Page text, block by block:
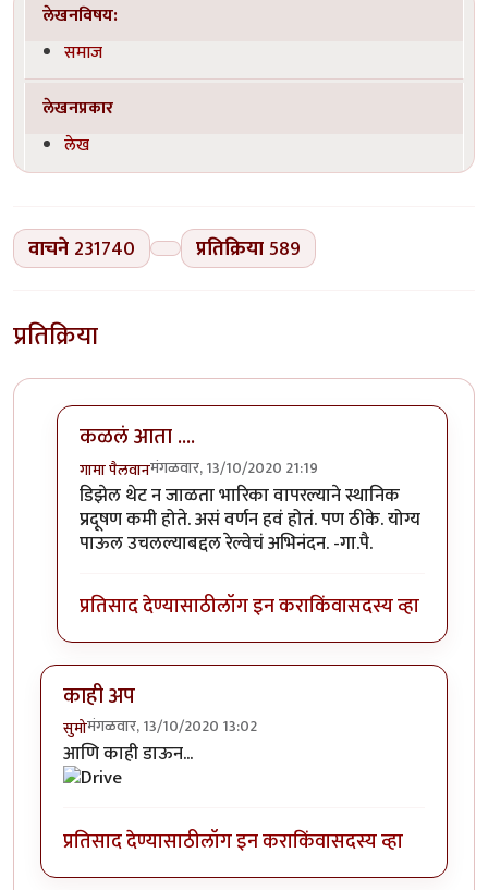
लेखनविषय:
समाज
लेखनप्रकार
लेख
वाचने 231740 प्रतिक्रिया589
प्रतिक्रिया
कळलं आता ....
गामा पैलवानमंगळवार, 13/10/2020 21:19
In reply toबातमीbyहेमंतकुमार
डिझेल थेट न जाळता भारिका वापरल्याने स्थानिक
प्रदूषण कमी होते. असं वर्णन हवं होतं. पण ठीके. योग्य
पाऊल उचलल्याबद्दल रेल्वेचं अभिनंदन. -गा.पै.
प्रतिसाद देण्यासाठीलॉग इन कराकिंवासदस्य व्हा
काही अप
सुमोमंगळवार, 13/10/2020 13:02
आणि काही डाऊन...
प्रतिसाद देण्यासाठीलॉग इन कराकिंवासदस्य व्हा